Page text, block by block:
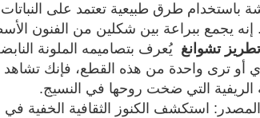
باستخدام طرق طبيعية تعتمد على النباتات،
إنه يجمع ببراعة بين شكلين من الفنون
تشوانغ يُعرف بتصاميمه الملونة
أو ترى واحدة من هذه القطع، فإنك
الريفية التي ضخت روحها في النسيج.
استكشف الكنوز الثقافية الخفية في